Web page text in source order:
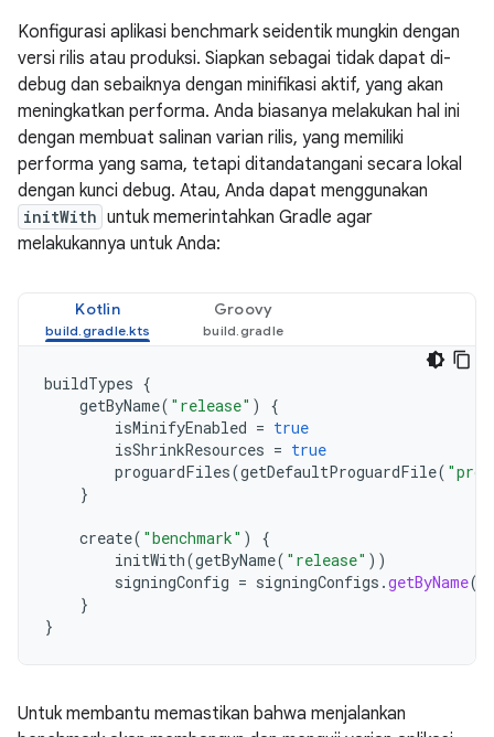
Konfigurasi aplikasi benchmark seidentik mungkin dengan
versi rilis atau produksi. Siapkan sebagai tidak dapat di-
debug dan sebaiknya dengan minifikasi aktif, yang akan
meningkatkan performa. Anda biasanya melakukan hal ini
dengan membuat salinan varian rilis, yang memiliki
performa yang sama, tetapi ditandatangani secara lokal
dengan kunci debug. Atau, Anda dapat menggunakan
initWith untuk memerintahkan Gradle agar
melakukannya untuk Anda:
Kotlin Groovy
buildTypes {
getByName( "release" )
{
isMinifyEnabled = true
isShrinkResources = true
proguardFiles(getDefaultProguardFile(
}
create( "benchmark" )
{
initWith(getByName( "release" ))
signingConfig = signingConfigs .getByName(
}
}
Untuk membantu memastikan bahwa menjalankan